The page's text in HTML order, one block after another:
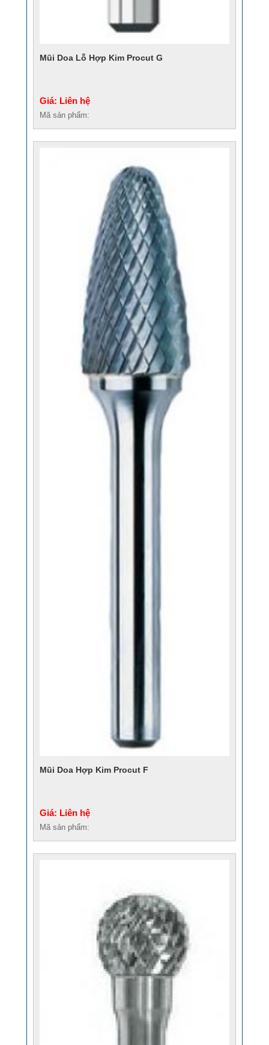
Mũi Doa Lỗ Hợp Kim Procut G
Giá: Liên hệ
Mã sản phẩm:
Mũi Doa Hợp Kim Procut F
Giá: Liên hệ
Mã sản phẩm: